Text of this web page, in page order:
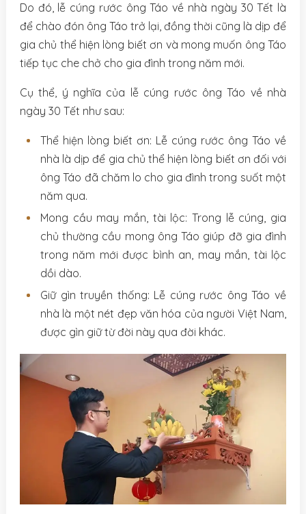
Do đó, lễ cúng rước ông Táo về nhà ngày 30 Tết là
để chào đón ông Táo trở lại, đồng thời cũng là dịp để
gia chủ thể hiện lòng biết ơn và mong muốn ông Táo
tiếp tục che chở cho gia đình trong năm mới.
Cụ thể, ý nghĩa của lễ cúng rước ông Táo về nhà
ngày 30 Tết như sau:
Thể hiện lòng biết ơn: Lễ cúng rước ông Táo về
nhà là dịp để gia chủ thể hiện lòng biết ơn đối với
ông Táo đã chăm lo cho gia đình trong suốt một
năm qua.
Mong cầu may mắn, tài lộc: Trong lễ cúng, gia
chủ thường cầu mong ông Táo giúp đỡ gia đình
trong năm mới được bình an, may mắn, tài lộc
dồi dào.
Giữ gìn truyền thống: Lễ cúng rước ông Táo về
nhà là một nét đẹp văn hóa của người Việt Nam,
được gìn giữ từ đời này qua đời khác.